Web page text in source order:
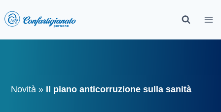
Novità » Il piano anticorruzione sulla sanità